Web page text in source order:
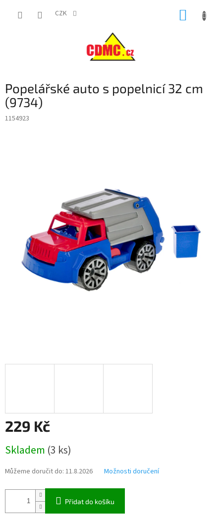
CZK
Popelářské auto s popelnicí 32 cm
(9734)
1154923
229 Kč
cena:
Skladem (3 ks)
Můžeme doručit do: 11.8.2026 Možnosti doručení
Přidat do košíku